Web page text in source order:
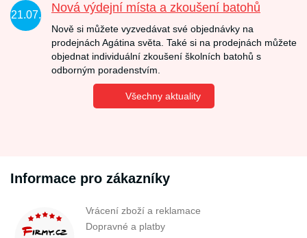
21.07.
Nová výdejní místa a zkoušení batohů
Nově si můžete vyzvedávat své objednávky na
prodejnách Agátina světa. Také si na prodejnách můžete
objednat individuální zkoušení školních batohů s
odborným poradenstvím.
Všechny aktuality
Informace pro zákazníky
Vrácení zboží a reklamace
Dopravné a platby